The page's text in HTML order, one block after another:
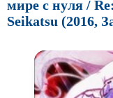
мире с нуля /
Seikatsu (2016,